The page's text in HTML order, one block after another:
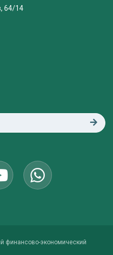
64/14
финансово-экономический